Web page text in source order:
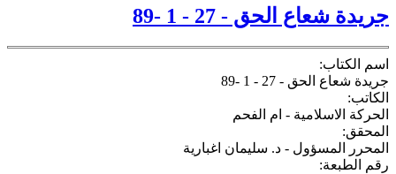
جريدة شعاع الحق - 27 - 1 -89
اسم الكتاب:
جريدة شعاع الحق - 27 - 1 -89
الكاتب:
الحركة الاسلامية - ام الفحم
المحقق:
المحرر المسؤول - د. سليمان اغبارية
رقم الطبعة: